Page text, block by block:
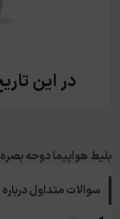
در این
بلیط هواپیما دوحه
سوالات متداول درباره